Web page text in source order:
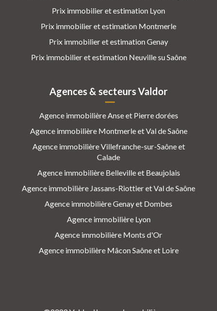
Prix immobilier et estimation Lyon
Prix immobilier et estimation Montmerle
Prix immobilier et estimation Genay
Prix immobilier et estimation Neuville su Saône
Agences & secteurs Valdor
Agence immobilière Anse et Pierre dorées
Agence immobilière Montmerle et Val de Saône
Agence immobilière Villefranche-sur-Saône et
Calade
Agence immobilière Belleville et Beaujolais
Agence immobilière Jassans-Riottier et Val de Saône
Agence immobilière Genay et Dombes
Agence immobilière Lyon
Agence immobilière Monts d'Or
Agence immobilière Mâcon Saône et Loire